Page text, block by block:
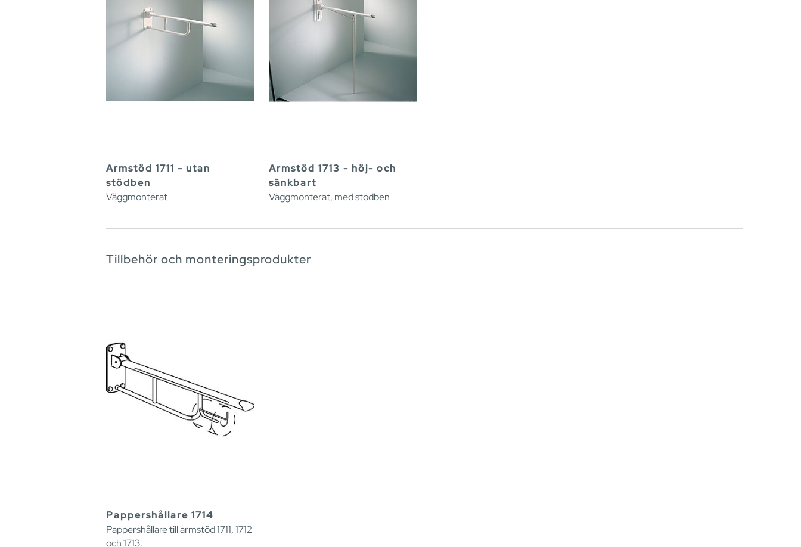
Armstöd 1711 - utan
stödben
Väggmonterat
Armstöd 1713 - höj- och
sänkbart
Väggmonterat, med stödben
Tillbehör och monteringsprodukter
Pappershållare 1714
Pappershållare till armstöd 1711, 1712
och 1713.